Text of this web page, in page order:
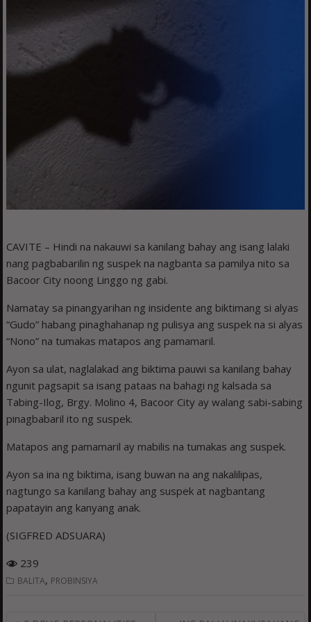
CAVITE – Hindi na nakauwi sa kanilang bahay ang isang lalaki
nang pagbabarilin ng suspek na nagbanta sa pamilya nito sa
Bacoor City noong Linggo ng gabi.
Namatay sa pinangyarihan ng insidente ang biktimang si alyas
“Gudo” habang pinaghahanap ng pulisya ang suspek na si alyas
“Nono” na tumakas matapos ang pamamaril.
Ayon sa ulat, naglalakad ang biktima pauwi sa kanilang bahay
ngunit pagsapit sa isang pataas na bahagi ng kalsada sa
Tabing-Ilog, Brgy. Molino 4, Bacoor City ay walang sabi-sabing
pinagbabaril ito ng suspek.
Matapos ang pamamaril ay mabilis na tumakas ang suspek.
Ayon sa ina ng biktima, isang buwan na ang nakalilipas,
nagtungo sa kanilang bahay ang suspek at nagbantang
papatayin ang kanyang anak.
(SIGFRED ADSUARA)
239
BALITA, PROBINSIYA